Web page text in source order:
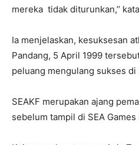
mereka tidak diturunkan,’’
Ia menjelaskan, kesuksesan
Pandang, 5 April 1999
peluang mengulang sukses di
SEAKF merupakan ajang
sebelum tampil di SEA